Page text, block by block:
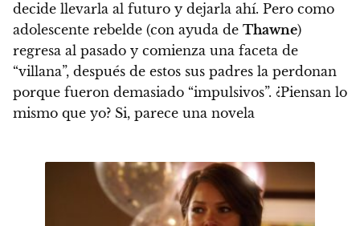
decide llevarla al futuro y dejarla ahí. Pero como
adolescente rebelde (con ayuda de Thawne)
regresa al pasado y comienza una faceta de
“villana”, después de estos sus padres la perdonan
porque fueron demasiado “impulsivos”. ¿Piensan lo
mismo que yo? Si, parece una novela